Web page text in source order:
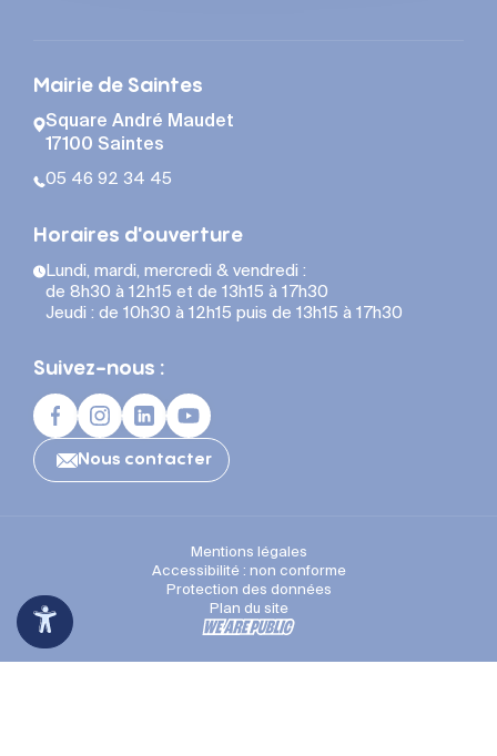
Mairie de Saintes
Square André Maudet
17100 Saintes
05 46 92 34 45
Horaires d'ouverture
Lundi, mardi, mercredi & vendredi :
de 8h30 à 12h15 et de 13h15 à 17h30
Jeudi : de 10h30 à 12h15 puis de 13h15 à 17h30
Suivez-nous :
Nous contacter
Mentions légales
Accessibilité : non conforme
Protection des données
Plan du site